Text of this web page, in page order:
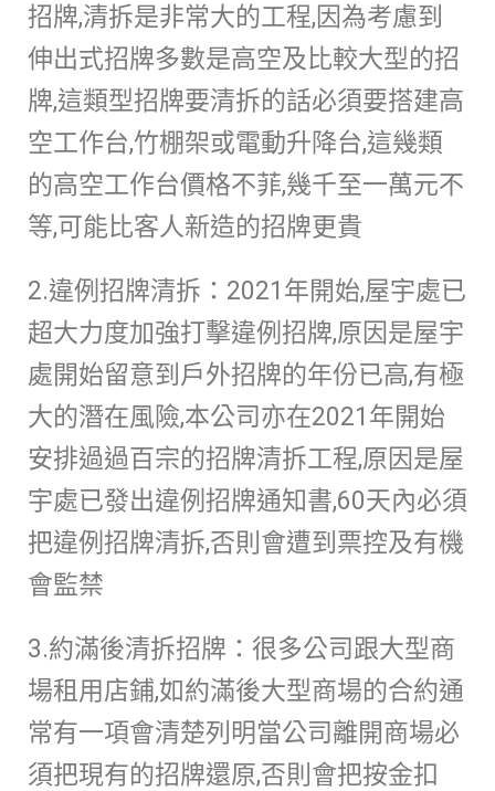
招牌,清拆是非常大的工程,因為考慮到
伸出式招牌多數是高空及比較大型的招
牌,這類型招牌要清拆的話必須要搭建高
空工作台,竹棚架或電動升降台,這幾類
的高空工作台價格不菲,幾千至一萬元不
等,可能比客人新造的招牌更貴
2.違例招牌清拆：2021年開始,屋宇處已
超大力度加強打擊違例招牌,原因是屋宇
處開始留意到戶外招牌的年份已高,有極
大的潛在風險,本公司亦在2021年開始
安排過過百宗的招牌清拆工程,原因是屋
宇處已發出違例招牌通知書,60天內必須
把違例招牌清拆,否則會遭到票控及有機
會監禁
3.約滿後清拆招牌：很多公司跟大型商
場租用店鋪,如約滿後大型商場的合約通
常有一項會清楚列明當公司離開商場必
須把現有的招牌還原,否則會把按金扣